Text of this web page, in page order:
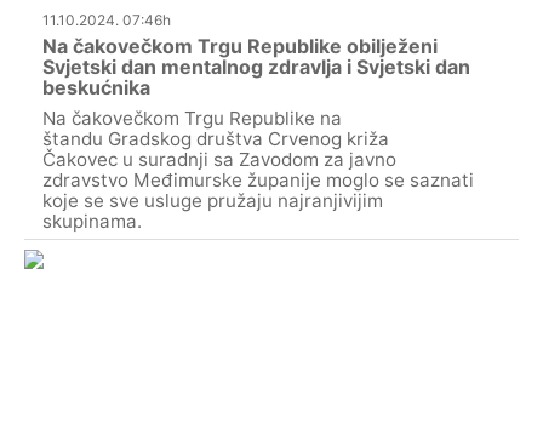
11.10.2024. 07:46h
Na čakovečkom Trgu Republike obilježeni
Svjetski dan mentalnog zdravlja i Svjetski dan
beskućnika
Na čakovečkom Trgu Republike na
štandu Gradskog društva Crvenog križa
Čakovec u suradnji sa Zavodom za javno
zdravstvo Međimurske županije moglo se saznati
koje se sve usluge pružaju najranjivijim
skupinama.